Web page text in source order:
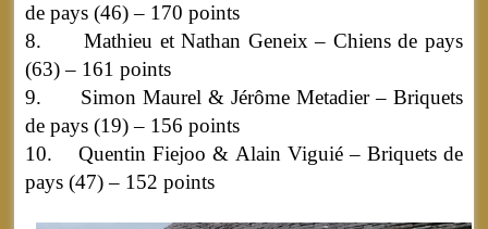
de pays (46) – 170 points
8. Mathieu et Nathan Geneix – Chiens de pays
(63) – 161 points
9. Simon Maurel & Jérôme Metadier – Briquets
de pays (19) – 156 points
10. Quentin Fiejoo & Alain Viguié – Briquets de
pays (47) – 152 points